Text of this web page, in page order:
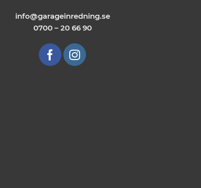
info@garageinredning.se
0700 – 20 66 90